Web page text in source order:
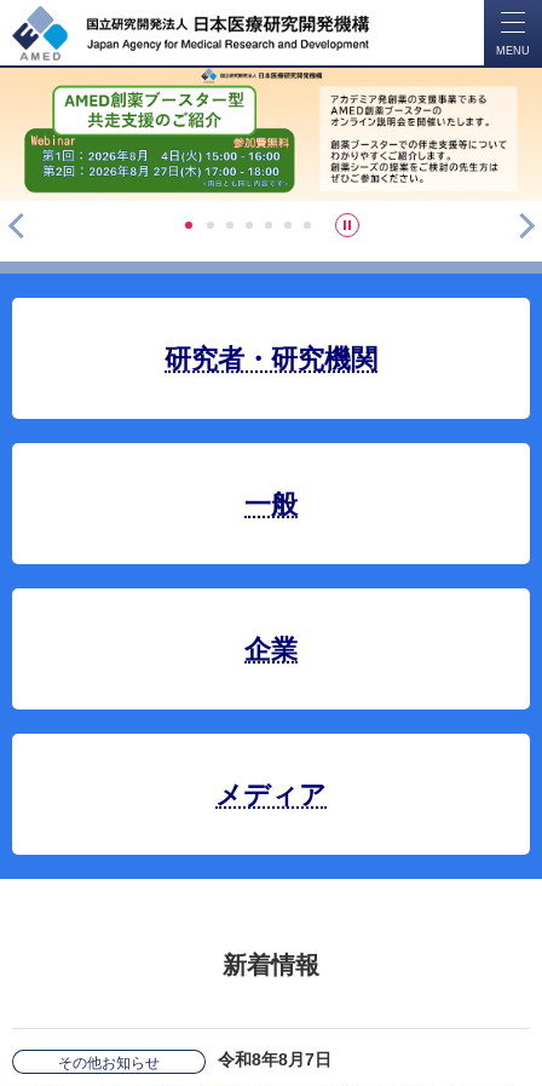
MENU
1
2
3
4
5
6
7
一
時
戻
次
研究者・研究機関
一般
企業
メディア
新着情報
令和8年8月7日
その他お知らせ